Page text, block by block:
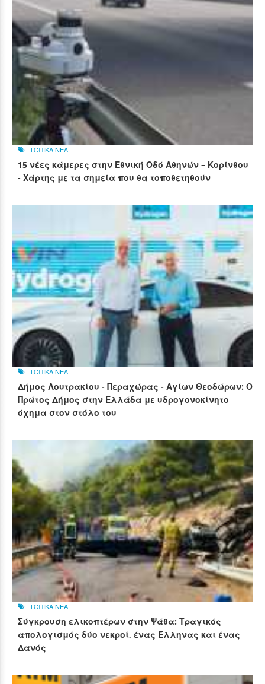
ΤΟΠΙΚΑ ΝΕΑ
15 νέες κάμερες στην Εθνική Οδό Αθηνών – Κορίνθου
- Χάρτης με τα σημεία που θα τοποθετηθούν
ΤΟΠΙΚΑ ΝΕΑ
Δήμος Λουτρακίου - Περαχώρας - Αγίων Θεοδώρων: Ο
Πρώτος Δήμος στην Ελλάδα με υδρογονοκίνητο
όχημα στον στόλο του
ΤΟΠΙΚΑ ΝΕΑ
Σύγκρουση ελικοπτέρων στην Ψάθα: Τραγικός
απολογισμός δύο νεκροί, ένας Έλληνας και ένας
Δανός